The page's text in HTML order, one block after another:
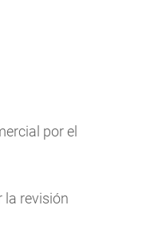
por el
la revisión